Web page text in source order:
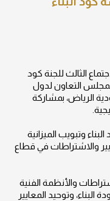
الثالث للجنة كود
لمجلس التعاون لدول
الرياض، بمشاركة
وتبويب الميزانية
والاشتراطات في قطاع
والأنظمة الفنية
وتوحيد المعايير